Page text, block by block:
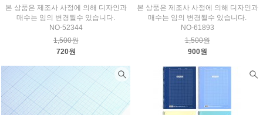
본 상품은 제조사 사정에 의해 디자인과
매수는 임의 변경될수 있습니다.
NO-52344
1,500원
720원
본 상품은 제조사 사정에 의해 디자인과
매수는 임의 변경될수 있습니다.
NO-61893
1,500원
900원